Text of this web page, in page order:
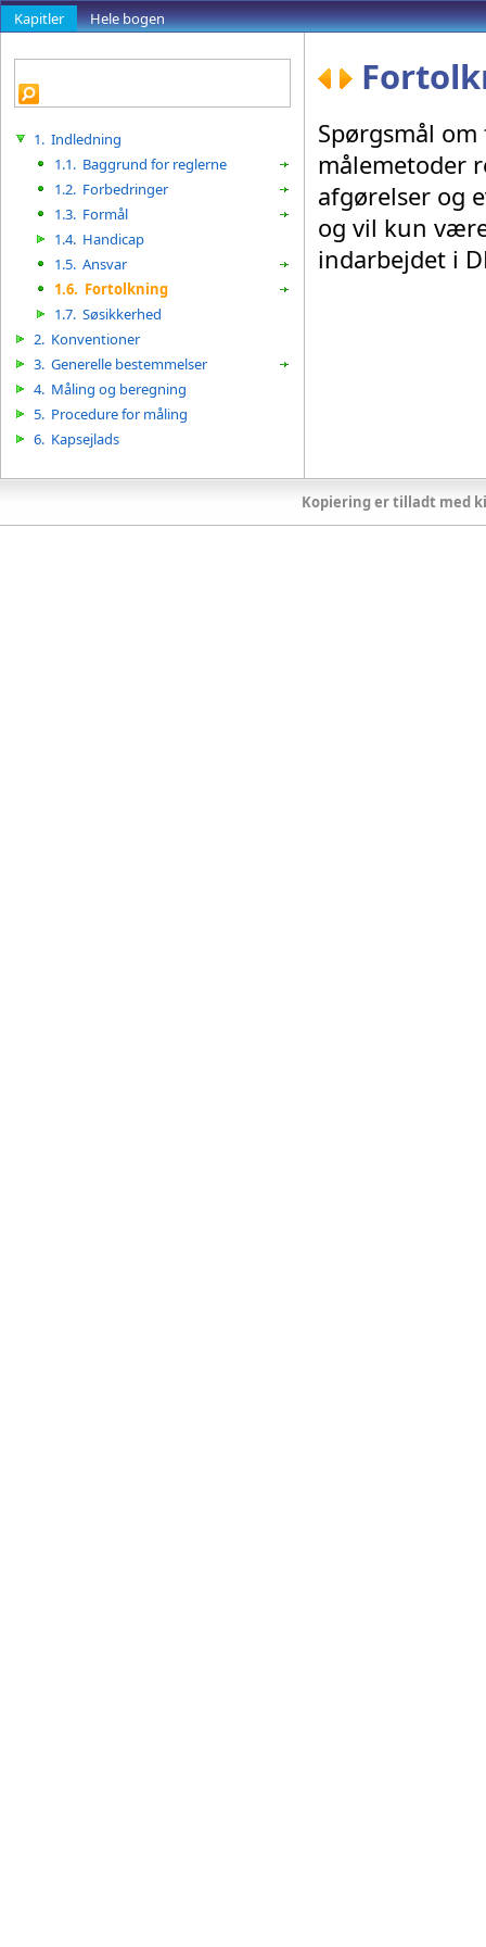
Kapitler Hele bogen
Kopiering er tilladt med
1. Indledning
1.1. Baggrund for reglerne
1.2. Forbedringer
1.3. Formål
1.4. Handicap
1.5. Ansvar
1.6. Fortolkning
1.7. Søsikkerhed
2. Konventioner
3. Generelle bestemmelser
4. Måling og beregning
5. Procedure for måling
6. Kapsejlads
Spørgsmål
målemetoder
afgørelser og
og vil kun
indarbejdet i